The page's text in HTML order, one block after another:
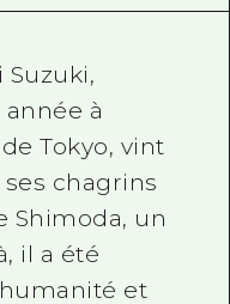
Suzuki,
à
Tokyo, vint
chagrins
Shimoda, un
il a été
et